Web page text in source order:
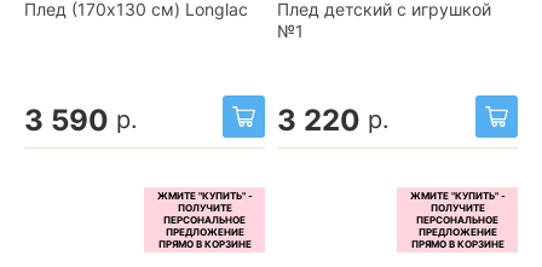
Плед (170x130 см) Longlac
3 590 р.
Плед детский с игрушкой
№1
3 220 р.